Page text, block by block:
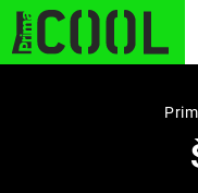
STARHOUSE
PLNEJ KOTEL